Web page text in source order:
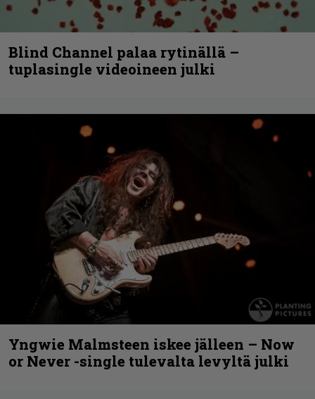
Blind Channel palaa rytinällä –
tuplasingle videoineen julki
Yngwie Malmsteen iskee jälleen – Now
or Never -single tulevalta levyltä julki